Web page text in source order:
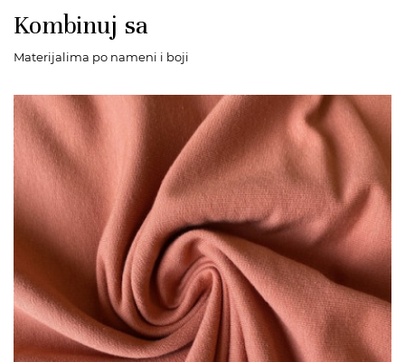
Kombinuj sa
Materijalima po nameni i boji